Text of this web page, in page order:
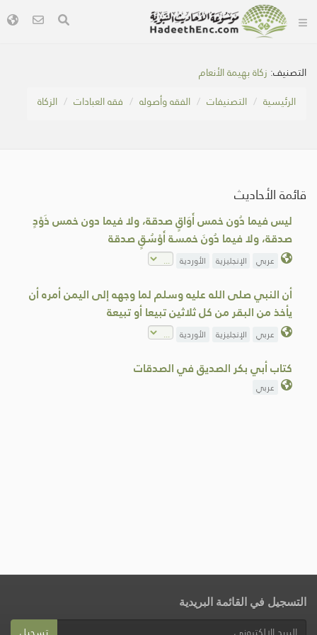
التصنيف: زكاة بهيمة الأنعام
الرئيسية
التصنيفات الفقه وأصوله فقه العبادات الزكاة
قائمة الأحاديث
ليس فيما دُون خمس أَوَاقٍ صدقة، ولا فيما دون خمس ذَوْدٍ
صدقة، ولا فيما دُونَ خمسة أَوْسُقٍ صدقة
عربي الإنجليزية الأوردية
أن النبي صلى الله عليه وسلم لما وجهه إلى اليمن أمره أن
يأخذ من البقر من كل ثلاثين تبيعا أو تبيعة
عربي الإنجليزية الأوردية
كتاب أبي بكر الصديق في الصدقات
عربي
التسجيل في القائمة البريدية